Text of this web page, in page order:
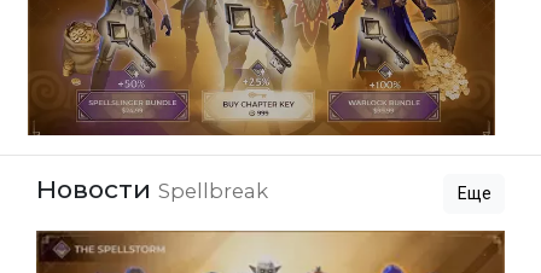
Новости Spellbreak Еще